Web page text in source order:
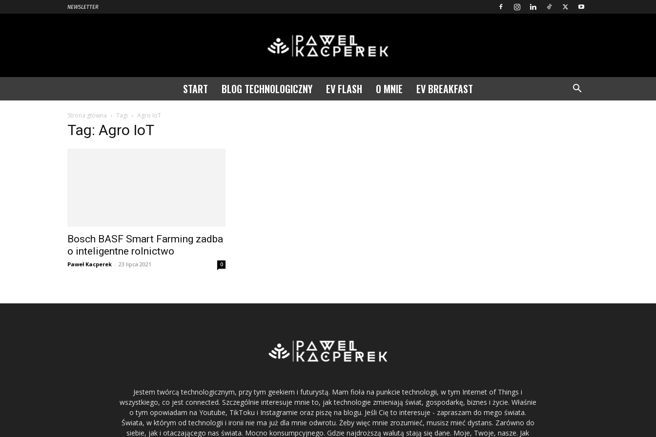
NEWSLETTER
Paweł Kacperek
START BLOG TECHNOLOGICZNY EV FLASH O MNIE EV BREAKFAST
Strona główna Tagi Agro IoT
Tag: Agro IoT
Bosch BASF Smart Farming zadba
o inteligentne rolnictwo
Paweł Kacperek - 23 lipca 2021 0
Jestem twórcą technologicznym, przy tym geekiem i futurystą. Mam fioła na punkcie technologii, w tym Internet of Things i
wszystkiego, co jest connected. Szczególnie interesuje mnie to, jak technologie zmieniają świat, gospodarkę, biznes i życie. Właśnie
o tym opowiadam na Youtube, TikToku i Instagramie oraz piszę na blogu. Jeśli Cię to interesuje - zapraszam do mego świata.
Świata, w którym od technologii i ironii nie ma już dla mnie odwrotu. Żeby więc mnie zrozumieć, musisz mieć dystans. Zarówno do
siebie, jak i otaczającego nas świata. Mocno konsumpcyjnego. Gdzie najdroższą walutą stają się dane. Moje, Twoje, nasze. Jak